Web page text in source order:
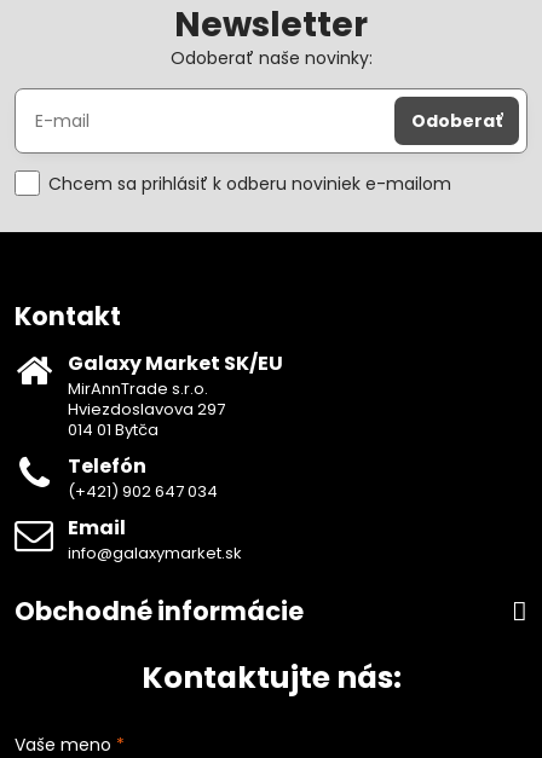
Newsletter
Odoberať naše novinky:
Odoberať
Chcem sa prihlásiť k odberu noviniek e-mailom
Kontakt
Galaxy Market SK/EU
MirAnnTrade s.r.o.
Hviezdoslavova 297
014 01 Bytča
Telefón
(+421) 902 647 034
Email
info@galaxymarket.sk
Obchodné informácie
Kontaktujte nás:
Vaše meno *